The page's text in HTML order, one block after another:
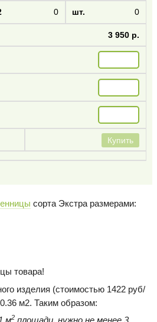
0 0
3 950 р.
Купить
сорта Экстра размерами:
товара!
изделия (стоимостью 1422 руб/
м2. Таким образом:
м2площади, нужно не менее 3